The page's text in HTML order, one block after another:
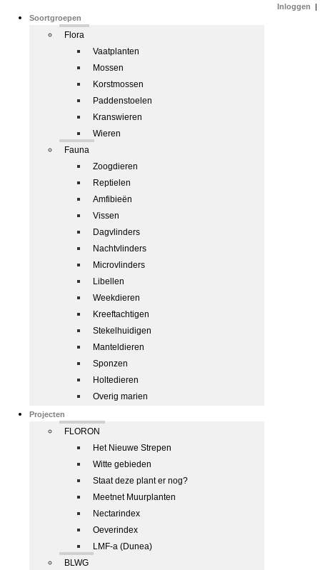
Soortgroepen
Flora
Vaatplanten
Mossen
Korstmossen
Paddenstoelen
Kranswieren
Wieren
Fauna
Zoogdieren
Reptielen
Amfibieën
Vissen
Dagvlinders
Nachtvlinders
Microvlinders
Libellen
Weekdieren
Kreeftachtigen
Stekelhuidigen
Manteldieren
Sponzen
Holtedieren
Overig marien
Projecten
FLORON
Het Nieuwe Strepen
Witte gebieden
Staat deze plant er nog?
Meetnet Muurplanten
Nectarindex
Oeverindex
LMF-a (Dunea)
BLWG
Inloggen |